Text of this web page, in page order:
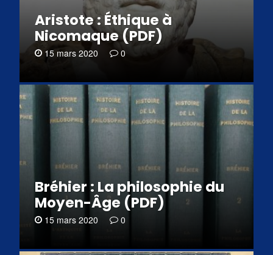
Aristote : Éthique à
Nicomaque (PDF)
15 mars 2020 0
Bréhier : La philosophie du
Moyen-Âge (PDF)
15 mars 2020 0